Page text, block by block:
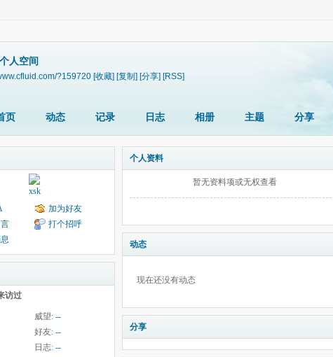
人空间
?159720 [收藏] [复制] [分享] [RSS]
页 动态 记录 日志 相册 主题 分享
xsk
加为好友
打个招呼
访过
威望: --
好友: --
日志: --
个人资料
暂无资料项或无权查看
动态
现在还没有动态
分享